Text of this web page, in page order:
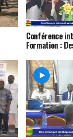
Conférence
Formation :